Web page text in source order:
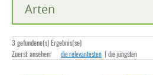
Arten
3 gefundene(s) Ergebnis(se)
Zuerst ansehen:
die relevantesten die jüngsten